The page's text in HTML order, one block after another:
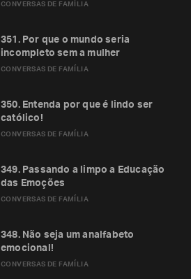
CONVERSAS DE FAMÍLIA
CONVERSAS DE FAMÍLIA
351. Por que o mundo seria
incompleto sem a mulher
CONVERSAS DE FAMÍLIA
350. Entenda por que é lindo ser
católico!
CONVERSAS DE FAMÍLIA
349. Passando a limpo a Educação
das Emoções
CONVERSAS DE FAMÍLIA
348. Não seja um analfabeto
emocional!